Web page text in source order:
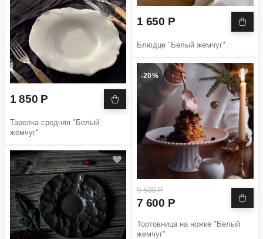
1 850 Р
Тарелка средняя "Белый
жемчуг"
1 650 Р
Блюдце "Белый жемчуг"
-20%
9 500 Р
7 600 Р
Тортовница на ножке "Белый
жемчуг"